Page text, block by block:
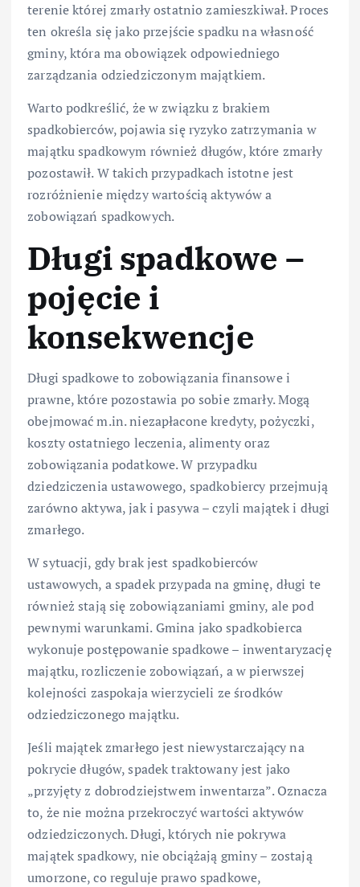
terenie której zmarły ostatnio zamieszkiwał. Proces
ten określa się jako przejście spadku na własność
gminy, która ma obowiązek odpowiedniego
zarządzania odziedziczonym majątkiem.
Warto podkreślić, że w związku z brakiem
spadkobierców, pojawia się ryzyko zatrzymania w
majątku spadkowym również długów, które zmarły
pozostawił. W takich przypadkach istotne jest
rozróżnienie między wartością aktywów a
zobowiązań spadkowych.
Długi spadkowe –
pojęcie i
konsekwencje
Długi spadkowe to zobowiązania finansowe i
prawne, które pozostawia po sobie zmarły. Mogą
obejmować m.in. niezapłacone kredyty, pożyczki,
koszty ostatniego leczenia, alimenty oraz
zobowiązania podatkowe. W przypadku
dziedziczenia ustawowego, spadkobiercy przejmują
zarówno aktywa, jak i pasywa – czyli majątek i długi
zmarłego.
W sytuacji, gdy brak jest spadkobierców
ustawowych, a spadek przypada na gminę, długi te
również stają się zobowiązaniami gminy, ale pod
pewnymi warunkami. Gmina jako spadkobierca
wykonuje postępowanie spadkowe – inwentaryzację
majątku, rozliczenie zobowiązań, a w pierwszej
kolejności zaspokaja wierzycieli ze środków
odziedziczonego majątku.
Jeśli majątek zmarłego jest niewystarczający na
pokrycie długów, spadek traktowany jest jako
„przyjęty z dobrodziejstwem inwentarza”. Oznacza
to, że nie można przekroczyć wartości aktywów
odziedziczonych. Długi, których nie pokrywa
majątek spadkowy, nie obciążają gminy – zostają
umorzone, co reguluje prawo spadkowe,